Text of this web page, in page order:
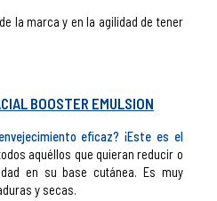
la marca y en la agilidad de tener
BOOSTER EMULSION
eficaz? ¡Este es el
aquéllos que quieran reducir o
en su base cutánea. Es muy
y secas.